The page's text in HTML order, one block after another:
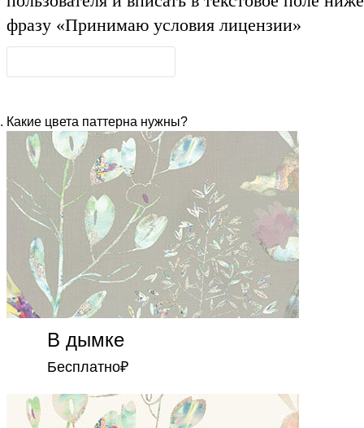
фразу «Принимаю условия лицензии»
Какие цвета паттерна нужны?
В дымке
Бесплатно₽